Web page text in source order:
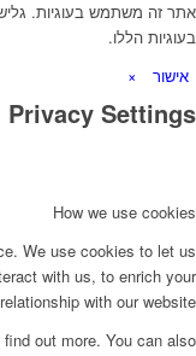
אתר זה משתמש בעוגיות.
בעוגיות הללו.
אישור
×
Privacy Settings
How we use cookies
We use cookies to let us
with us, to enrich your
with our website.
out more. You can also